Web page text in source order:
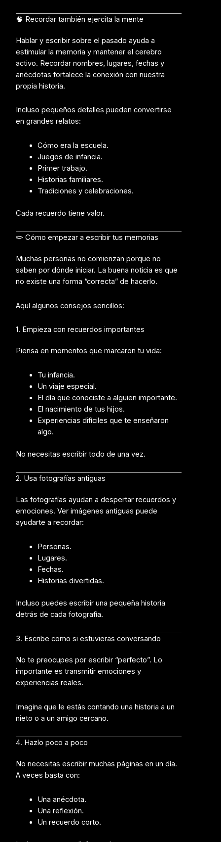
🧠 Recordar también ejercita la mente
Hablar y escribir sobre el pasado ayuda a
estimular la memoria y mantener el cerebro
activo. Recordar nombres, lugares, fechas y
anécdotas fortalece la conexión con nuestra
propia historia.
Incluso pequeños detalles pueden convertirse
en grandes relatos:
Cómo era la escuela.
Juegos de infancia.
Primer trabajo.
Historias familiares.
Tradiciones y celebraciones.
Cada recuerdo tiene valor.
✏️ Cómo empezar a escribir tus memorias
Muchas personas no comienzan porque no
saben por dónde iniciar. La buena noticia es que
no existe una forma “correcta” de hacerlo.
Aquí algunos consejos sencillos:
1. Empieza con recuerdos importantes
Piensa en momentos que marcaron tu vida:
Tu infancia.
Un viaje especial.
El día que conociste a alguien importante.
El nacimiento de tus hijos.
Experiencias difíciles que te enseñaron
algo.
No necesitas escribir todo de una vez.
2. Usa fotografías antiguas
Las fotografías ayudan a despertar recuerdos y
emociones. Ver imágenes antiguas puede
ayudarte a recordar:
Personas.
Lugares.
Fechas.
Historias divertidas.
Incluso puedes escribir una pequeña historia
detrás de cada fotografía.
3. Escribe como si estuvieras conversando
No te preocupes por escribir “perfecto”. Lo
importante es transmitir emociones y
experiencias reales.
Imagina que le estás contando una historia a un
nieto o a un amigo cercano.
4. Hazlo poco a poco
No necesitas escribir muchas páginas en un día.
A veces basta con:
Una anécdota.
Una reflexión.
Un recuerdo corto.